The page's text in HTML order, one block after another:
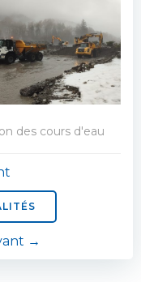
des cours d'eau
→